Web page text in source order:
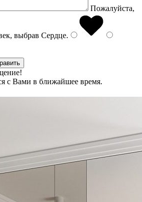
Пожалуйста,
выбрав Сердце.
с Вами в ближайшее время.